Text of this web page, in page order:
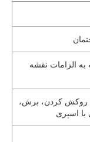
به الزامات نقشه
روکش کردن، برش،
با اسپری